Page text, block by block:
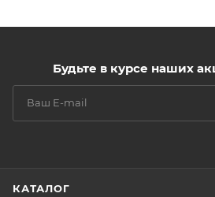
Будьте в курсе наших
КАТАЛОГ